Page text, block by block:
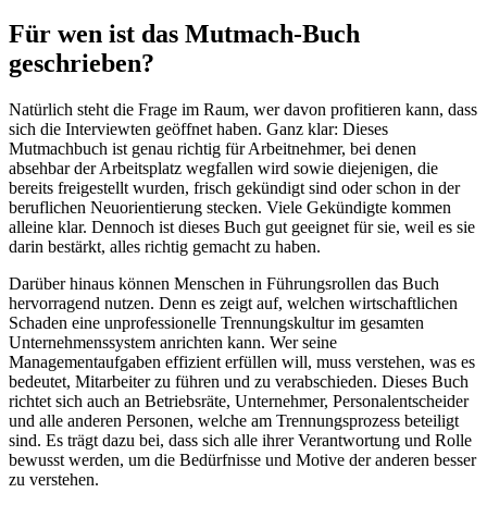
Für wen ist das Mutmach-Buch
geschrieben?
Natürlich steht die Frage im Raum, wer davon profitieren kann, dass
sich die Interviewten geöffnet haben. Ganz klar: Dieses
Mutmachbuch ist genau richtig für Arbeitnehmer, bei denen
absehbar der Arbeitsplatz wegfallen wird sowie diejenigen, die
bereits freigestellt wurden, frisch gekündigt sind oder schon in der
beruflichen Neuorientierung stecken. Viele Gekündigte kommen
alleine klar. Dennoch ist dieses Buch gut geeignet für sie, weil es sie
darin bestärkt, alles richtig gemacht zu haben.
Darüber hinaus können Menschen in Führungsrollen das Buch
hervorragend nutzen. Denn es zeigt auf, welchen wirtschaftlichen
Schaden eine unprofessionelle Trennungskultur im gesamten
Unternehmenssystem anrichten kann. Wer seine
Managementaufgaben effizient erfüllen will, muss verstehen, was es
bedeutet, Mitarbeiter zu führen und zu verabschieden. Dieses Buch
richtet sich auch an Betriebsräte, Unternehmer, Personalentscheider
und alle anderen Personen, welche am Trennungsprozess beteiligt
sind. Es trägt dazu bei, dass sich alle ihrer Verantwortung und Rolle
bewusst werden, um die Bedürfnisse und Motive der anderen besser
zu verstehen.